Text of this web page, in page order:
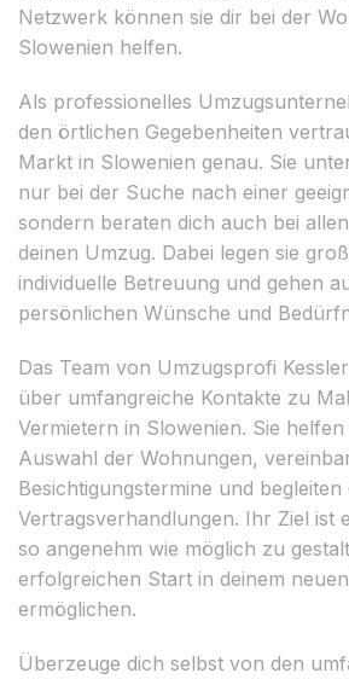
Netzwerk können sie dir bei der
Slowenien helfen.
Als professionelles
den örtlichen Gegebenheiten
Markt in Slowenien genau. Sie
nur bei der Suche nach einer
sondern beraten dich auch bei
deinen Umzug. Dabei legen sie
individuelle Betreuung und gehen
persönlichen Wünsche und
Das Team von Umzugsprofi
über umfangreiche Kontakte zu
Vermietern in Slowenien. Sie
Auswahl der Wohnungen,
Besichtigungstermine und begleiten
Vertragsverhandlungen. Ihr Ziel ist
so angenehm wie möglich zu
erfolgreichen Start in deinem
ermöglichen.
Überzeuge dich selbst von den